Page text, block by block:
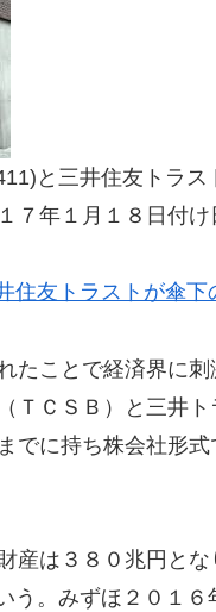
と三井住友トラ
７年１月１８日付け
住友トラストが傘下
たことで経済界に
ＴＣＳＢ）と三井
でに持ち株会社形
産は３８０兆円と
う。みずほ２０１